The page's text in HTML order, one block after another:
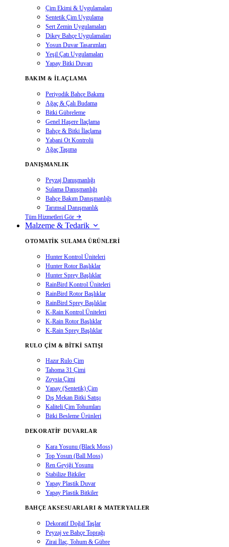
Çim Ekimi & Uygulamaları
Sentetik Çim Uygulama
Sert Zemin Uygulamaları
Dikey Bahçe Uygulamaları
Yosun Duvar Tasarımları
Yeşil Çatı Uygulamaları
Yapay Bitki Duvarı
BAKIM & İLAÇLAMA
Periyodik Bahçe Bakımı
Ağaç & Çalı Budama
Bitki Gübreleme
Genel Haşere İlaçlama
Bahçe & Bitki İlaçlama
Yabani Ot Kontrolü
Ağaç Taşıma
DANIŞMANLIK
Peyzaj Danışmanlığı
Sulama Danışmanlığı
Bahçe Bakım Danışmanlığı
Tarımsal Danışmanlık
Tüm Hizmetleri Gör
Malzeme & Tedarik
OTOMATIK SULAMA ÜRÜNLERI
Hunter Kontrol Üniteleri
Hunter Rotor Başlıklar
Hunter Sprey Başlıklar
RainBird Kontrol Üniteleri
RainBird Rotor Başlıklar
RainBird Sprey Başlıklar
K-Rain Kontrol Üniteleri
K-Rain Rotor Başlıklar
K-Rain Sprey Başlıklar
RULO ÇIM & BITKI SATIŞI
Hazır Rulo Çim
Tahoma 31 Çimi
Zoysia Çimi
Yapay (Sentetik) Çim
Dış Mekan Bitki Satışı
Kaliteli Çim Tohumları
Bitki Besleme Ürünleri
DEKORATIF DUVARLAR
Kara Yosunu (Black Moss)
Top Yosun (Ball Moss)
Ren Geyiği Yosunu
Stabilize Bitkiler
Yapay Plastik Duvar
Yapay Plastik Bitkiler
BAHÇE AKSESUARLARI & MATERYALLER
Dekoratif Doğal Taşlar
Peyzaj ve Bahçe Toprağı
Zirai İlaç, Tohum & Gübre